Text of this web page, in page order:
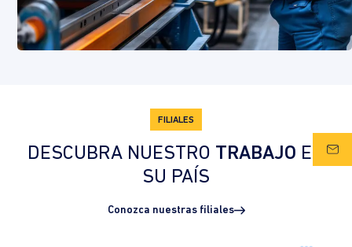
FILIALES
DESCUBRA NUESTRO TRABAJO EN
SU PAÍS
Conozca nuestras filiales